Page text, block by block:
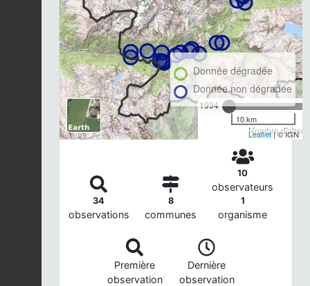
1994
Nombre
Donnée dégradée
Donnée non dégradée
10 km
Leaflet| © IGN
34
observations
8
communes
10
observateurs
1
organisme
Première
observation
Dernière
observation